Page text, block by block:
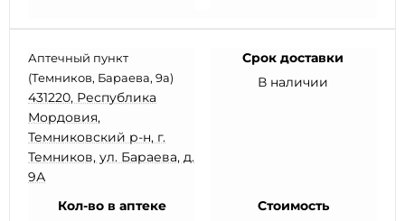
Аптечный пункт
(Темников, Бараева, 9а)
431220, Республика
Мордовия,
Темниковский р-н, г.
Темников, ул. Бараева, д.
9А
Срок доставки
В наличии
Кол-во в аптеке
Стоимость